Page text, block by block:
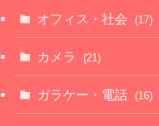
オフィス・社会 (17)
カメラ (21)
ガラケー・電話 (16)